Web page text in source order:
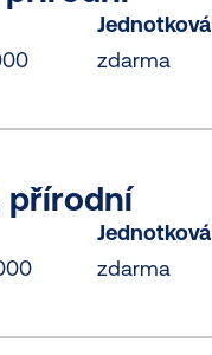
zdarma
přírodní
zdarma